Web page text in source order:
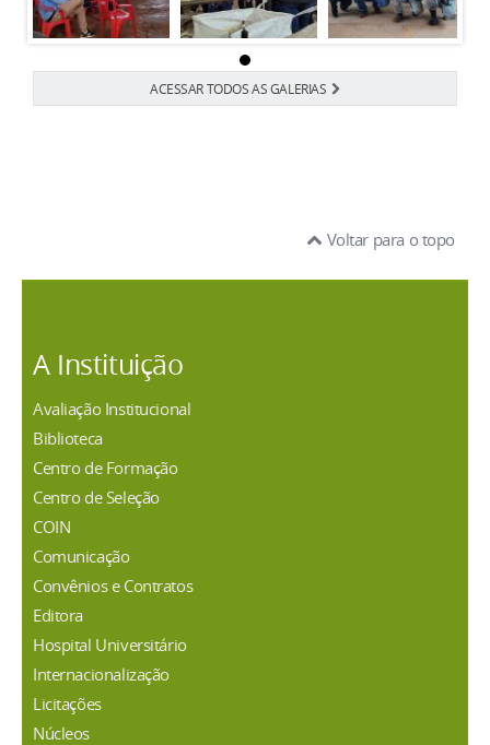
ACESSAR TODOS AS GALERIAS
Voltar para o topo
A Instituição
Avaliação Institucional
Biblioteca
Centro de Formação
Centro de Seleção
COIN
Comunicação
Convênios e Contratos
Editora
Hospital Universitário
Internacionalização
Licitações
Núcleos